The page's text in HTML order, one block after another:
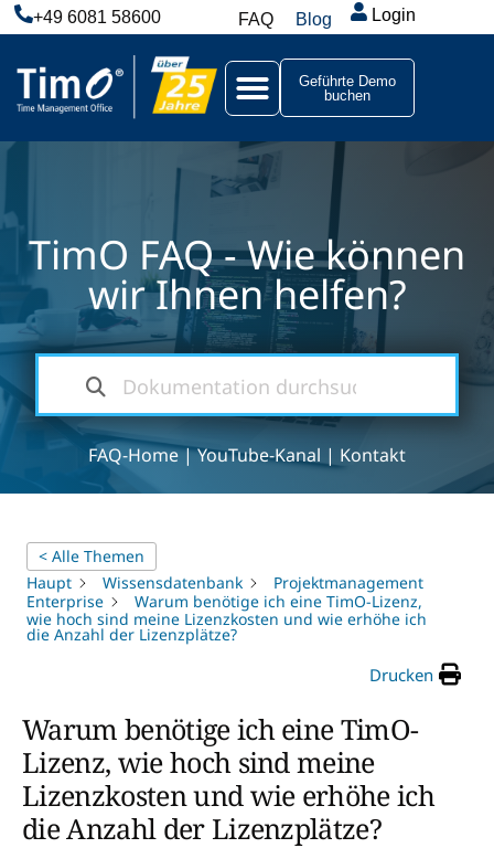
+49 6081 58600 FAQ Blog Login
Geführte Demo
buchen
TimO FAQ - Wie können
wir Ihnen helfen?
FAQ-Home|YouTube-Kanal | Kontakt
< Alle Themen
Haupt
Wissensdatenbank
Projektmanagement
Enterprise
Warum benötige ich eine TimO-Lizenz,
wie hoch sind meine Lizenzkosten und wie erhöhe ich
die Anzahl der Lizenzplätze?
Drucken
Warum benötige ich eine TimO-
Lizenz, wie hoch sind meine
Lizenzkosten und wie erhöhe ich
die Anzahl der Lizenzplätze?